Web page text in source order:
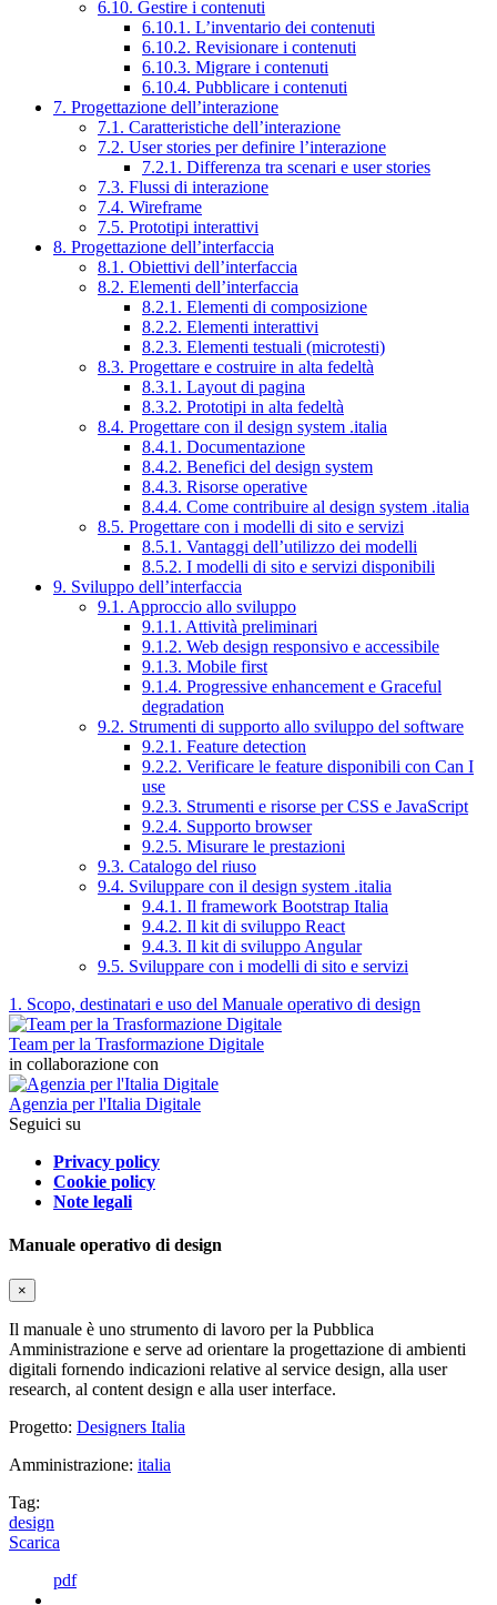
6.10. Gestire i contenuti
6.10.1. L’inventario dei contenuti
6.10.2. Revisionare i contenuti
6.10.3. Migrare i contenuti
6.10.4. Pubblicare i contenuti
7. Progettazione dell’interazione
7.1. Caratteristiche dell’interazione
7.2. User stories per definire l’interazione
7.2.1. Differenza tra scenari e user stories
7.3. Flussi di interazione
7.4. Wireframe
7.5. Prototipi interattivi
8. Progettazione dell’interfaccia
8.1. Obiettivi dell’interfaccia
8.2. Elementi dell’interfaccia
8.2.1. Elementi di composizione
8.2.2. Elementi interattivi
8.2.3. Elementi testuali (microtesti)
8.3. Progettare e costruire in alta fedeltà
8.3.1. Layout di pagina
8.3.2. Prototipi in alta fedeltà
8.4. Progettare con il design system .italia
8.4.1. Documentazione
8.4.2. Benefici del design system
8.4.3. Risorse operative
8.4.4. Come contribuire al design system .italia
8.5. Progettare con i modelli di sito e servizi
8.5.1. Vantaggi dell’utilizzo dei modelli
8.5.2. I modelli di sito e servizi disponibili
9. Sviluppo dell’interfaccia
9.1. Approccio allo sviluppo
9.1.1. Attività preliminari
9.1.2. Web design responsivo e accessibile
9.1.3. Mobile first
9.1.4. Progressive enhancement e Graceful
degradation
9.2. Strumenti di supporto allo sviluppo del software
9.2.1. Feature detection
9.2.2. Verificare le feature disponibili con Can I
use
9.2.3. Strumenti e risorse per CSS e JavaScript
9.2.4. Supporto browser
9.2.5. Misurare le prestazioni
9.3. Catalogo del riuso
9.4. Sviluppare con il design system .italia
9.4.1. Il framework Bootstrap Italia
9.4.2. Il kit di sviluppo React
9.4.3. Il kit di sviluppo Angular
9.5. Sviluppare con i modelli di sito e servizi
1. Scopo, destinatari e uso del Manuale operativo di design
Team per la Trasformazione Digitale
in collaborazione con
Agenzia per l'Italia Digitale
Seguici su
Privacy policy
Cookie policy
Note legali
Manuale operativo di design
×
Il manuale è uno strumento di lavoro per la Pubblica
Amministrazione e serve ad orientare la progettazione di ambienti
digitali fornendo indicazioni relative al service design, alla user
research, al content design e alla user interface.
Progetto: Designers Italia
Amministrazione: italia
Tag:
design
Scarica
pdf